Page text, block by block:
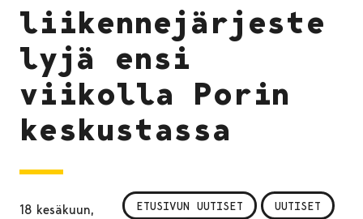
liikennejärjeste
lyjä ensi
viikolla Porin
keskustassa
18 kesäkuun,
ETUSIVUN UUTISET UUTISET